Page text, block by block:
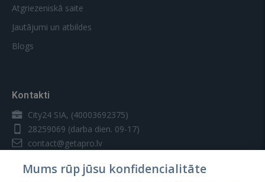
Atgriezeniskā saite
Jautājumi un atbildes
Blogs
Kontakti
City24 SIA, (40003692375)
28259069 (darba dien. 09-17)
contact@getapro.lv
Mums rūp jūsu konfidencialitāte